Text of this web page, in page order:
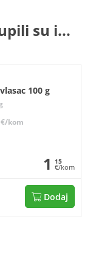
su i...
100 g
€/kom
1 15
€/kom
Dodaj